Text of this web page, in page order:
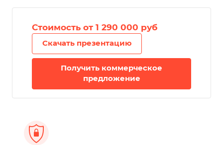
Стоимость от 1 290 000 руб
Скачать презентацию
Получить коммерческое
предложение